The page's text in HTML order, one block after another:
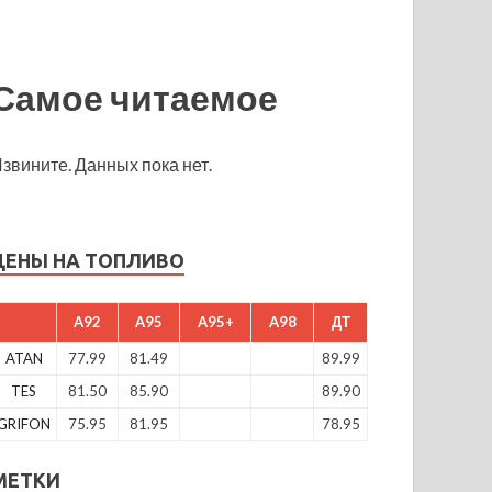
читаемое
Данных пока нет.
НА ТОПЛИВО
A92 A95 A95+ A98 ДТ
ATAN 77.99 81.49
89.99
TES
81.50 85.90
89.90
75.95 81.95 78.95